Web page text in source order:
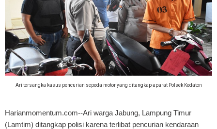
Ari tersangka kasus pencurian sepeda motor yang ditangkap aparat Polsek Kedaton
Harianmomentum.com--Ari warga Jabung, Lampung Timur
(Lamtim) ditangkap polisi karena terlibat pencurian kendaraan